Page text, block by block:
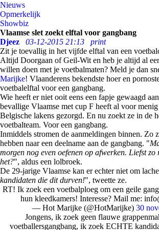
Nieuws
Opmerkelijk
Showbiz
Vlaamse slet zoekt elftal voor gangbang
Djeez
03-12-2015 21:13
print
Zit je toevallig in het vijfde elftal van een
Altijd Doorgaan of Geil-Wit en heb je altijd al
willen doen met je voetbalmaten? Meld je dan
Marijke! Vlaanderens bekendste hoer en
voetbalelftal voor een gangbang.
Wie heeft er niet ooit eens een fapje gewaagd
bevallige Vlaamse met cup F heeft al voor
Belgische lakens gezorgd. En nu zoekt ze in de
voetbalteam. Voor een gangbang.
Inmiddels stromen de aanmeldingen binnen. Zo
hebben naar een deelname aan de gangbang. "
morgen nog even oefenen op afwerken. Liefst zo
het?", aldus een lolbroek.
De 29-jarige Vlaamse kan er echter niet om
kandidaten die dit durven!", tweette ze.
RT! Ik zoek een voetbalploeg om een geile
hun kleedkamers! Interesse? Mail me:
— Hot Marijke (@HotMarijke) 30
Jongens, ik zoek geen flauwe
voetballersgangbang, ik zoek ECHTE